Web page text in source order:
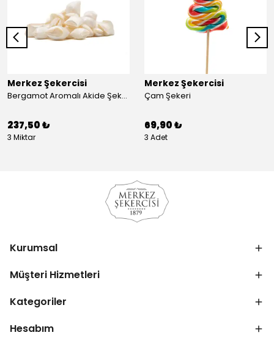
Merkez Şekercisi
Bergamot Aromalı Akide Şekeri
237,50 ₺
3 Miktar
Merkez Şekercisi
Çam Şekeri
69,90 ₺
3 Adet
Kurumsal
Müşteri Hizmetleri
Kategoriler
Hesabım